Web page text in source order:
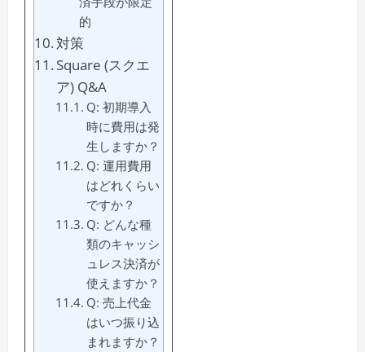
的
対策
Square (スクエ
ア) Q&A
Q: 初期導入
時に費用は発
生しますか？
Q: 運用費用
はどれくらい
ですか？
Q: どんな種
類のキャッシ
ュレス決済が
使えますか？
Q: 売上代金
はいつ振り込
まれますか？